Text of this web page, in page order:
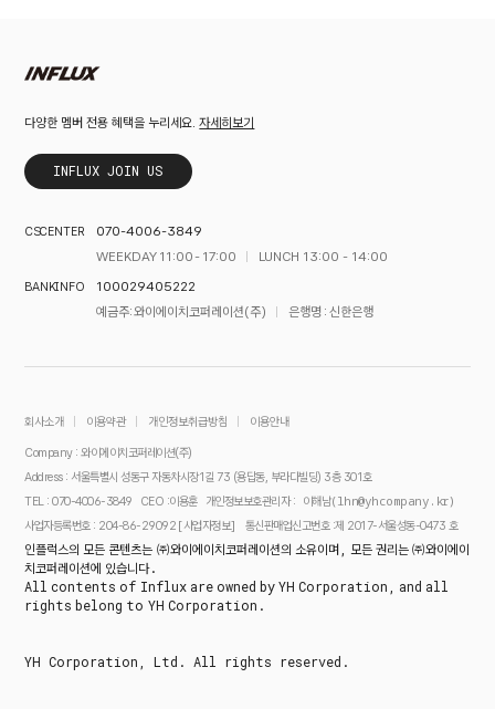
다양한 멤버 전용 혜택을 누리세요.자세히보기
INFLUX JOIN US
CS CENTER
070-4006-3849
WEEKDAY 11:00 - 17:00
LUNCH 13:00 - 14:00
BANK INFO
100029405222
예금주 : 와이에이치코퍼레이션(주)
은행명 : 신한은행
회사소개 이용약관 개인정보취급방침 이용안내
Company : 와이에이치코퍼레이션(주)
Address : 서울특별시 성동구 자동차시장1길 73 (용답동, 부라다빌딩) 3층 301호
TEL : 070-4006-3849
CEO :이용훈 개인정보보호관리자 : 이해남(lhn@yhcompany.kr)
사업자등록번호 : 204-86-29092 [사업자정보] 통신판매업신고번호 :제 2017-서울성동-0473 호
인플럭스의 모든 콘텐츠는 ㈜와이에이치코퍼레이션의 소유이며, 모든 권리는 ㈜와이에이
치코퍼레이션에 있습니다.
All contents of Influx are owned by YH Corporation, and all
rights belong to YH Corporation.
YH Corporation, Ltd. All rights reserved.